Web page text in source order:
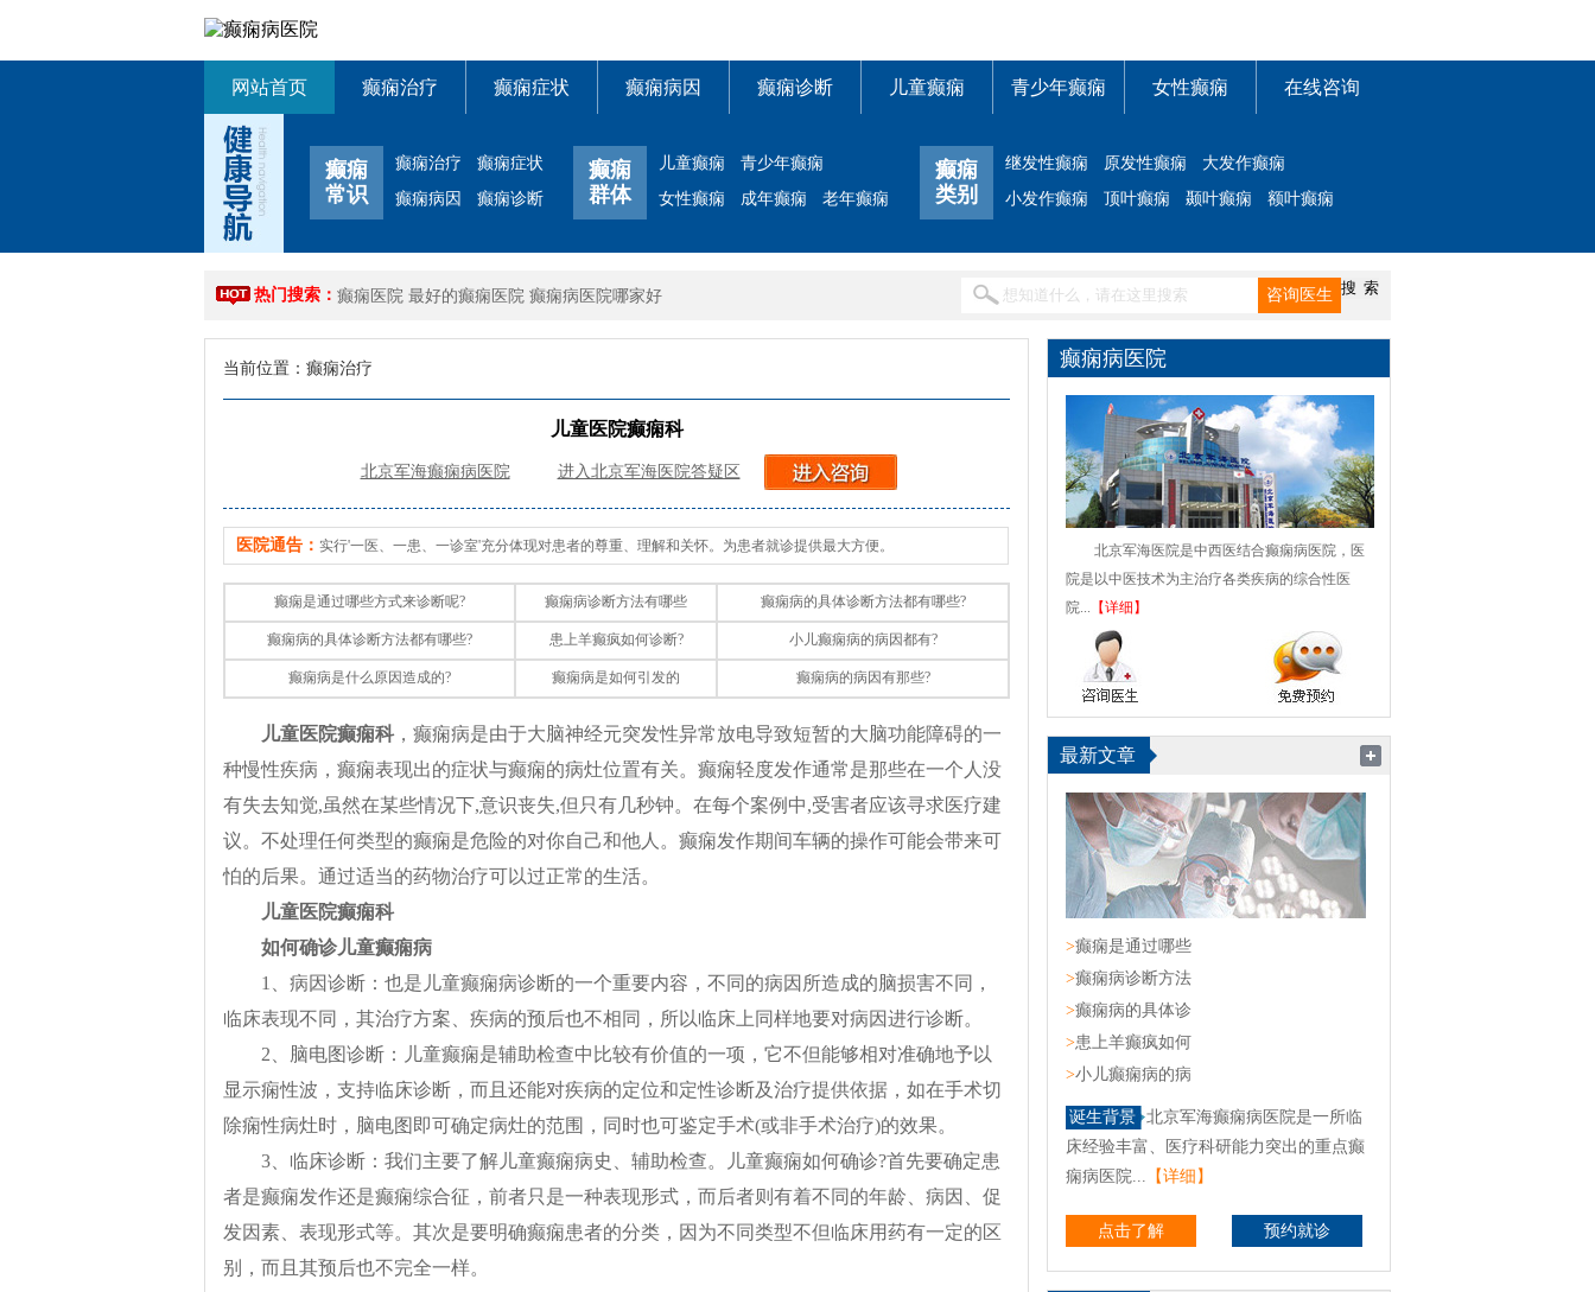
网站首页 癫痫治疗 癫痫症状 癫痫病因 癫痫诊断 儿童癫痫 青少年癫痫 女性癫痫 在线咨询
癫痫
常识
癫痫治疗
癫痫症状
癫痫病因
癫痫诊断
癫痫
群体
儿童癫痫
青少年癫痫
女性癫痫
成年癫痫 老年癫痫
癫痫
类别
继发性癫痫 原发性癫痫
大发作癫痫
小发作癫痫
顶叶癫痫 颞叶癫痫 额叶癫痫
热门搜索： 癫痫医院 最好的癫痫医院 癫痫病医院哪家好
当前位置： 癫痫治疗
儿童医院癫痫科
北京军海癫痫病医院 进入北京军海医院答疑区
医院通告： 实行'一医、一患、一诊室'充分体现对患者的尊重、理解和关怀。为患者就诊提供最大方便。
癫痫是通过哪些方式来诊断呢? 癫痫病诊断方法有哪些 癫痫病的具体诊断方法都有哪些?
癫痫病的具体诊断方法都有哪些? 患上羊癫疯如何诊断? 小儿癫痫病的病因都有?
癫痫病是什么原因造成的? 癫痫病是如何引发的 癫痫病的病因有那些?
儿童医院癫痫科，癫痫病是由于大脑神经元突发性异常放电导致短暂的大脑功能障碍的一
种慢性疾病，癫痫表现出的症状与癫痫的病灶位置有关。癫痫轻度发作通常是那些在一个人没
有失去知觉,虽然在某些情况下,意识丧失,但只有几秒钟。在每个案例中,受害者应该寻求医疗建
议。不处理任何类型的癫痫是危险的对你自己和他人。癫痫发作期间车辆的操作可能会带来可
怕的后果。通过适当的药物治疗可以过正常的生活。
儿童医院癫痫科
如何确诊儿童癫痫病
1、病因诊断：也是儿童癫痫病诊断的一个重要内容，不同的病因所造成的脑损害不同，
临床表现不同，其治疗方案、疾病的预后也不相同，所以临床上同样地要对病因进行诊断。
2、脑电图诊断：儿童癫痫是辅助检查中比较有价值的一项，它不但能够相对准确地予以
显示痫性波，支持临床诊断，而且还能对疾病的定位和定性诊断及治疗提供依据，如在手术切
除痫性病灶时，脑电图即可确定病灶的范围，同时也可鉴定手术(或非手术治疗)的效果。
3、临床诊断：我们主要了解儿童癫痫病史、辅助检查。儿童癫痫如何确诊?首先要确定患
者是癫痫发作还是癫痫综合征，前者只是一种表现形式，而后者则有着不同的年龄、病因、促
发因素、表现形式等。其次是要明确癫痫患者的分类，因为不同类型不但临床用药有一定的区
别，而且其预后也不完全一样。
癫痫病医院
北京军海医院是中西医结合癫痫病医院，医
院是以中医技术为主治疗各类疾病的综合性医
院... 【详细】
最新文章
>癫痫是通过哪些
>癫痫病诊断方法
>癫痫病的具体诊
>患上羊癫疯如何
>小儿癫痫病的病
诞生背景 北京军海癫痫病医院是一所临
床经验丰富、医疗科研能力突出的重点癫
痫病医院... 【详细】
点击了解 预约就诊